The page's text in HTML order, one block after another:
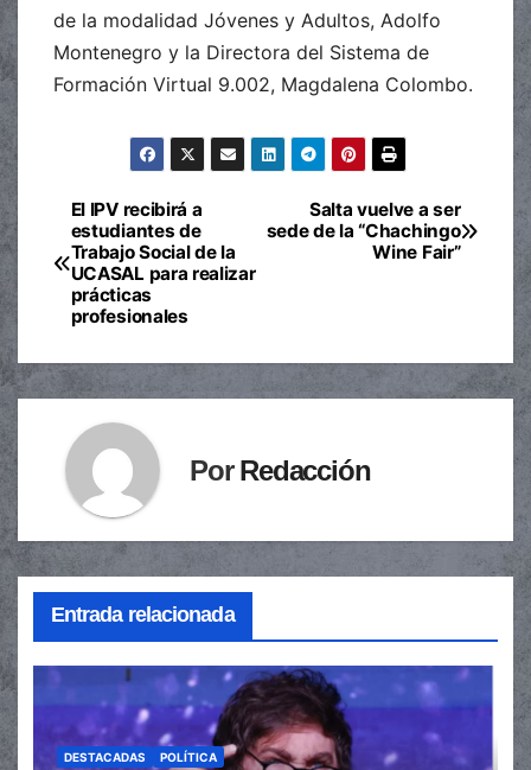
de la modalidad Jóvenes y Adultos, Adolfo
Montenegro y la Directora del Sistema de
Formación Virtual 9.002, Magdalena Colombo.
Navegación
de
entradas
Salta vuelve a ser
sede de la “Chachingo
Wine Fair”
El IPV recibirá a
estudiantes de
Trabajo Social de la
UCASAL para realizar
prácticas
profesionales
PorRedacción
Entrada relacionada
DESTACADAS POLÍTICA